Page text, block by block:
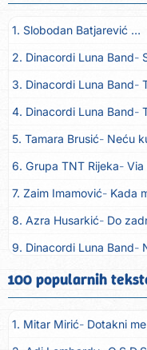
1. Slobodan Batjarević Čobe
2. Dinacordi Luna Band
3. Dinacordi Luna Band
4. Dinacordi Luna Band
5. Tamara Brusić Neću
6. Grupa TNT Rijeka Via
7. Zaim Imamović Kada
8. Azra Husarkić Do
9. Dinacordi Luna Band
10. Pet za 5 Pozdravi mi
11. Dinacordi Luna Band
12. Vesna Kartuš Vrati se
100 popularnih
1. Mitar Mirić Dotakni me